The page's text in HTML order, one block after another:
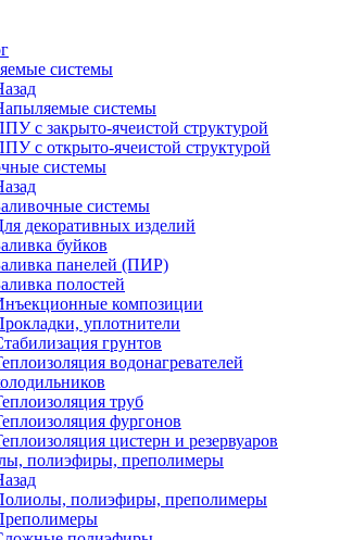
системы
системы
с закрыто-ячеистой структурой
с открыто-ячеистой структурой
системы
системы
декоративных изделий
буйков
панелей (ПИР)
полостей
композиции
уплотнители
грунтов
водонагревателей
труб
фургонов
цистерн и резервуаров
полиэфиры, преполимеры
полиэфиры, преполимеры